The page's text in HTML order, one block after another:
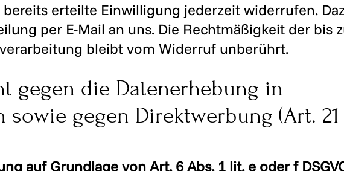
erteilte Einwilligung jederzeit widerrufen.
per E-Mail an uns. Die Rechtmäßigkeit der bis
bleibt vom Widerruf unberührt.
gegen die Datenerhebung in
sowie gegen Direktwerbung (Art. 21
auf Grundlage von Art. 6 Abs. 1 lit. e oder f